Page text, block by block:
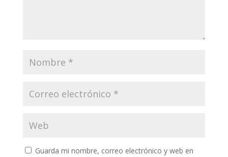
Guarda mi nombre, correo electrónico y web en